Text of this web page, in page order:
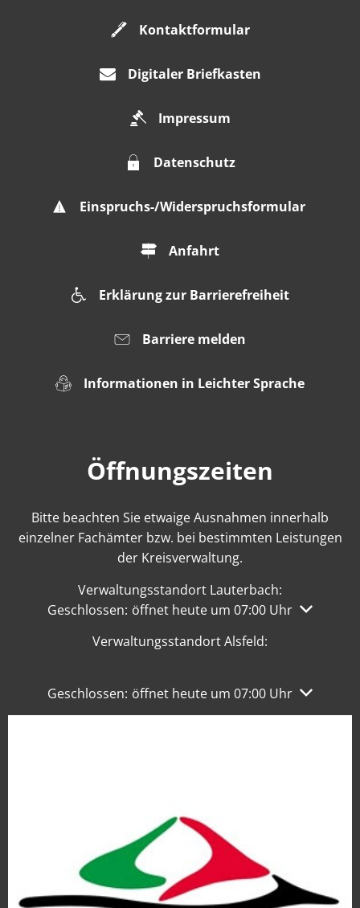
Kontaktformular
Digitaler Briefkasten
Impressum
Datenschutz
Einspruchs-/Widerspruchsformular
Anfahrt
Erklärung zur Barrierefreiheit
Barriere melden
Informationen in Leichter Sprache
Öffnungszeiten
Bitte beachten Sie etwaige Ausnahmen innerhalb
einzelner Fachämter bzw. bei bestimmten Leistungen
der Kreisverwaltung.
Verwaltungsstandort Lauterbach:
Klicken, um weitere Öffnungs- oder Schließzeiten
Geschlossen: öffnet heute um 07:00 Uhr
Verwaltungsstandort Alsfeld:
Klicken, um weitere Öffnungs- oder Schließzeiten
Geschlossen: öffnet heute um 07:00 Uhr